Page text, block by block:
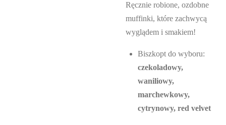
Ręcznie robione, ozdobne
muffinki, które zachwycą
wyglądem i smakiem!
Biszkopt do wyboru:
czekoladowy,
waniliowy,
marchewkowy,
cytrynowy, red velvet